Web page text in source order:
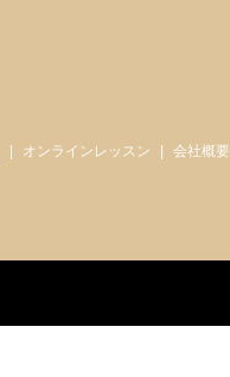
オンラインレッスン 会社概要